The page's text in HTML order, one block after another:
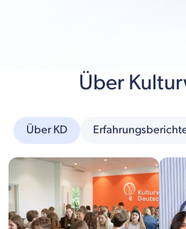
Über
Über KD